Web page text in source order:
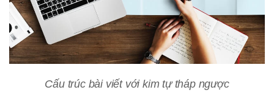
Cấu trúc bài viết với kim tự tháp ngược